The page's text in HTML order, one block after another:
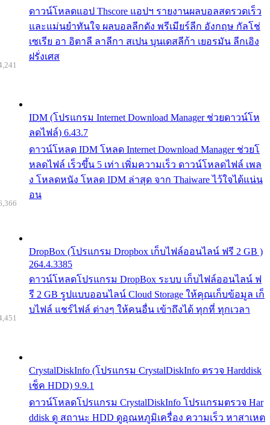
ดาวน์โหลดแอป Thscore แอปฯ รายงานผลบอลสดรวดเร็ว
และแม่นยำทันใจ ผลบอลลีกดัง พรีเมียร์ลีก อังกฤษ กัลโช่
เซเรีย อา อิตาลี ลาลีกา สเปน บุนเดสลีก้า เยอรมัน ลีกเอิง
ฝรั่งเศส
IDM (โปรแกรม Internet Download Manager ช่วยดาวน์โห
ลดไฟล์) 6.43.7
ดาวน์โหลด IDM โหลด Internet Download Manager ช่วยโ
หลดไฟล์ เร็วขึ้น 5 เท่า เพิ่มความเร็ว ดาวน์โหลดไฟล์ เพล
ง โหลดหนัง โหลด IDM ล่าสุด จาก Thaiware ไว้ใจได้แน่น
อน
DropBox (โปรแกรม Dropbox เก็บไฟล์ออนไลน์ ฟรี 2 GB )
264.4.3385
ดาวน์โหลดโปรแกรม DropBox ระบบ เก็บไฟล์ออนไลน์ ฟ
รี 2 GB รูปแบบออนไลน์ Cloud Storage ให้คุณเก็บข้อมูล เก็
บไฟล์ แชร์ไฟล์ ต่างๆ ให้คนอื่น เข้าถึงได้ ทุกที่ ทุกเวลา
CrystalDiskInfo (โปรแกรม CrystalDiskInfo ตรวจ Harddisk
เช็ค HDD) 9.9.1
ดาวน์โหลดโปรแกรม CrystalDiskInfo โปรแกรมตรวจ Har
ddisk ดู สถานะ HDD ดูอุณหภูมิเครื่อง ความเร็ว หาสาเหต